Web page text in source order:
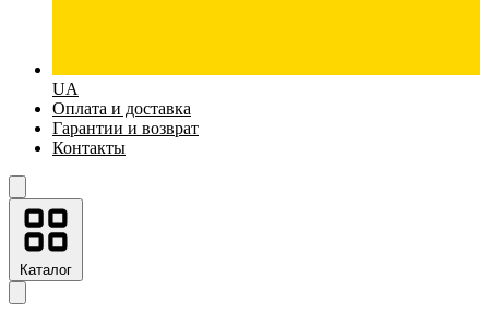
UA
Оплата и доставка
Гарантии и возврат
Контакты
Каталог